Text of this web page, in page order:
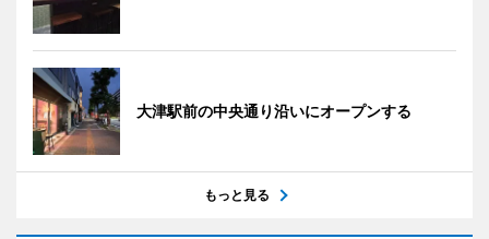
大津駅前の中央通り沿いにオープンする
もっと見る